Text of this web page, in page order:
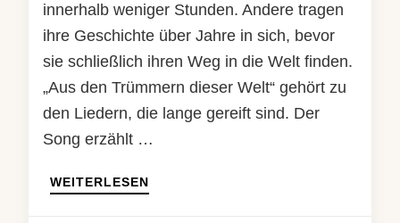
innerhalb weniger Stunden. Andere tragen
ihre Geschichte über Jahre in sich, bevor
sie schließlich ihren Weg in die Welt finden.
„Aus den Trümmern dieser Welt“ gehört zu
den Liedern, die lange gereift sind. Der
Song erzählt …
WEITERLESEN